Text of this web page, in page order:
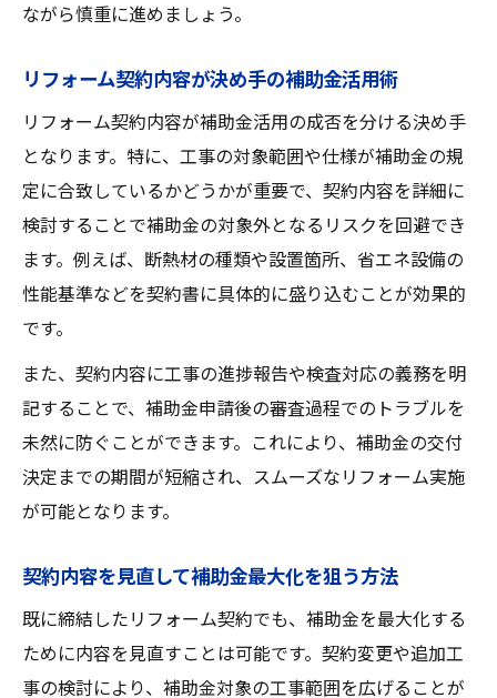
ながら慎重に進めましょう。
リフォーム契約内容が決め手の補助金活用術
リフォーム契約内容が補助金活用の成否を分ける決め手
となります。特に、工事の対象範囲や仕様が補助金の規
定に合致しているかどうかが重要で、契約内容を詳細に
検討することで補助金の対象外となるリスクを回避でき
ます。例えば、断熱材の種類や設置箇所、省エネ設備の
性能基準などを契約書に具体的に盛り込むことが効果的
です。
また、契約内容に工事の進捗報告や検査対応の義務を明
記することで、補助金申請後の審査過程でのトラブルを
未然に防ぐことができます。これにより、補助金の交付
決定までの期間が短縮され、スムーズなリフォーム実施
が可能となります。
契約内容を見直して補助金最大化を狙う方法
既に締結したリフォーム契約でも、補助金を最大化する
ために内容を見直すことは可能です。契約変更や追加工
事の検討により、補助金対象の工事範囲を広げることが